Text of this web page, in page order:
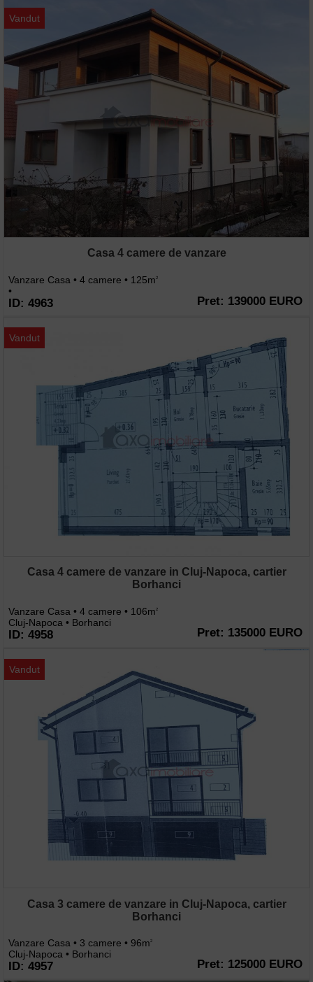
Vandut
Casa 4 camere de vanzare
Vanzare Casa • 4 camere • 125m2
•
ID: 4963 Pret: 139000 EURO
Vandut
Casa 4 camere de vanzare in Cluj-Napoca, cartier
Borhanci
Vanzare Casa • 4 camere • 106m2
Cluj-Napoca • Borhanci
ID: 4958 Pret: 135000 EURO
Vandut
Casa 3 camere de vanzare in Cluj-Napoca, cartier
Borhanci
Vanzare Casa • 3 camere • 96m2
Cluj-Napoca • Borhanci
ID: 4957 Pret: 125000 EURO